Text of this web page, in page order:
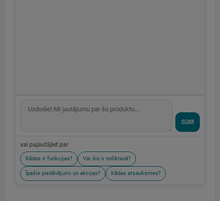
Sūtīt
vai pajautājiet par
Kādas ir funkcijas? Vai šis ir noliktavā?
Īpašie piedāvājumi un akcijas? Kādas atsauksmes?